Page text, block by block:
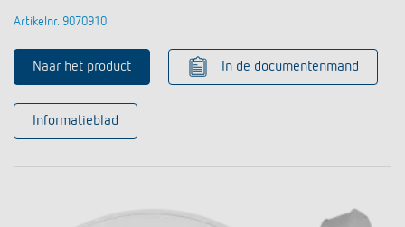
Artikelnr. 9070910
Naar het product In de documentenmand
Informatieblad